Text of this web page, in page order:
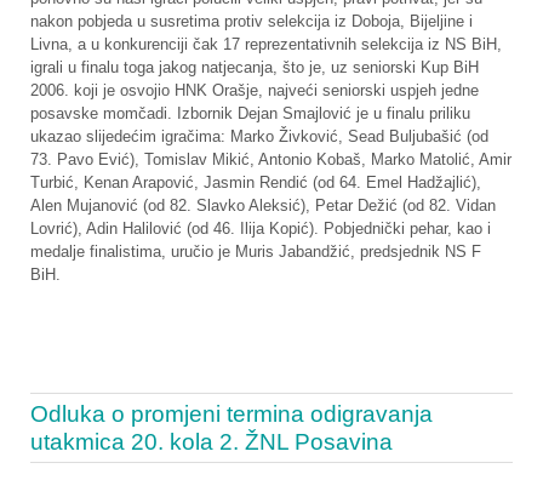
nakon pobjeda u susretima protiv selekcija iz Doboja, Bijeljine i
Livna, a u konkurenciji čak 17 reprezentativnih selekcija iz NS BiH,
igrali u finalu toga jakog natjecanja, što je, uz seniorski Kup BiH
2006. koji je osvojio HNK Orašje, najveći seniorski uspjeh jedne
posavske momčadi. Izbornik Dejan Smajlović je u finalu priliku
ukazao slijedećim igračima: Marko Živković, Sead Buljubašić (od
73. Pavo Ević), Tomislav Mikić, Antonio Kobaš, Marko Matolić, Amir
Turbić, Kenan Arapović, Jasmin Rendić (od 64. Emel Hadžajlić),
Alen Mujanović (od 82. Slavko Aleksić), Petar Dežić (od 82. Vidan
Lovrić), Adin Halilović (od 46. Ilija Kopić). Pobjednički pehar, kao i
medalje finalistima, uručio je Muris Jabandžić, predsjednik NS F
BiH.
Odluka o promjeni termina odigravanja
utakmica 20. kola 2. ŽNL Posavina